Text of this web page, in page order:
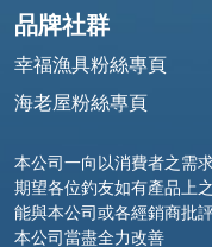
品牌社群
幸福漁具粉絲專頁
海老屋粉絲專頁
本公司一向以消費者之需
期望各位釣友如有產品上
能與本公司或各經銷商批
本公司當盡全力改善